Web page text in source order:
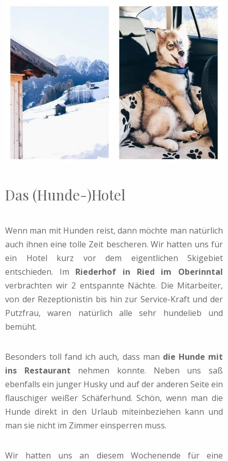
Das (Hunde-)Hotel
Wenn man mit Hunden reist, dann möchte man natürlich
auch ihnen eine tolle Zeit bescheren. Wir hatten uns für
ein Hotel kurz vor dem eigentlichen Skigebiet
entschieden. Im Riederhof in Ried im Oberinntal
verbrachten wir 2 entspannte Nächte. Die Mitarbeiter,
von der Rezeptionistin bis hin zur Service-Kraft und der
Putzfrau, waren natürlich alle sehr hundelieb und
bemüht.
Besonders toll fand ich auch, dass man die Hunde mit
ins Restaurant nehmen konnte. Neben uns saß
ebenfalls ein junger Husky und auf der anderen Seite ein
flauschiger weißer Schäferhund. Schön, wenn man die
Hunde direkt in den Urlaub miteinbeziehen kann und
man sie nicht im Zimmer einsperren muss.
Wir hatten uns an diesem Wochenende für eine